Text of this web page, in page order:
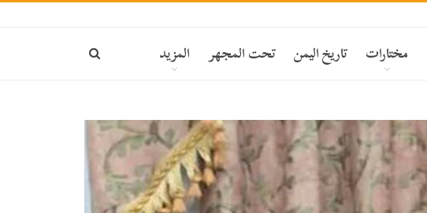
مختارات تاريخ اليمن تحت المجهر المزيد